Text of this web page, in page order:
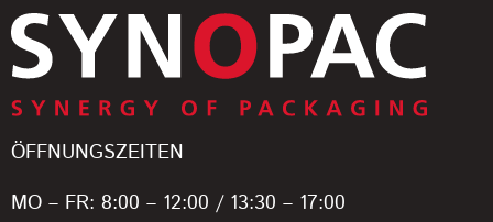
ÖFFNUNGSZEITEN
MO – FR: 8:00 – 12:00 / 13:30 – 17:00